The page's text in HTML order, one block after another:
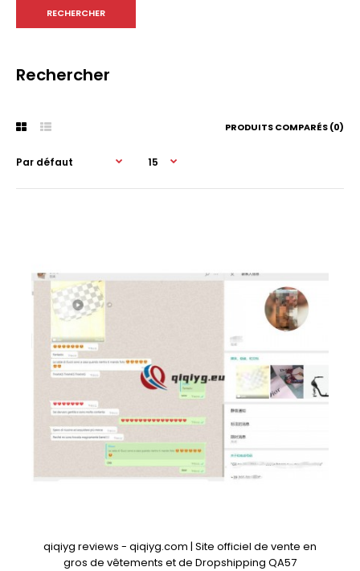
Rechercher
PRODUITS COMPARÉS (0)
qiqiyg reviews - qiqiyg.com | Site officiel de vente en
gros de vêtements et de Dropshipping QA57